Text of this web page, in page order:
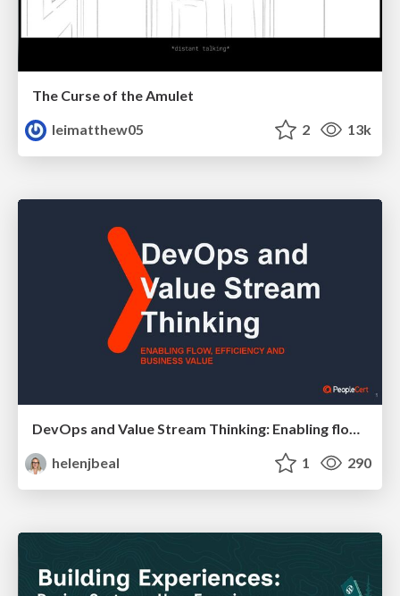
The Curse of the Amulet
leimatthew05
2 13k
helenjbeal
1 290